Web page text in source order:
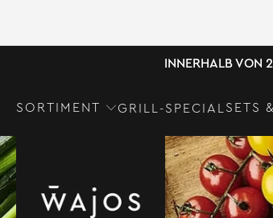
INNERHALB VON
SORTIMENT GRILL-SPECIAL SETS